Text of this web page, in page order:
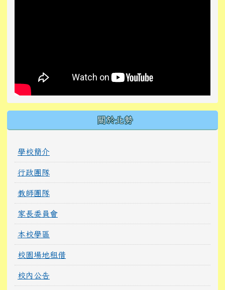
關於北勢
學校簡介
行政團隊
教師團隊
家長委員會
本校學區
校園場地租借
校內公告